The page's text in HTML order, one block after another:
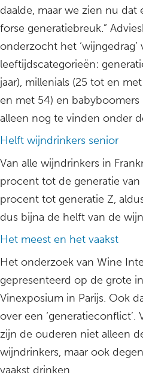
daalde, maar we zien nu dat
forse generatiebreuk.”
onderzocht het ‘wijngedrag’
leeftijdscategorieën:
jaar), millenials (25 tot en
en met 54) en babyboomers
alleen nog te vinden onder
Helft wijndrinkers senior
Van alle wijndrinkers in
procent tot de generatie
procent tot generatie Z,
dus bijna de helft van de
Het meest en het vaakst
Het onderzoek van Wine
gepresenteerd op de grote
Vinexposium in Parijs. Ook
over een
zijn de ouderen niet alleen
wijndrinkers, maar ook
vaakst drinken.